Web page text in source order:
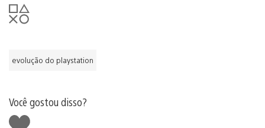
evolução do playstation
Você gostou disso?
Curtir